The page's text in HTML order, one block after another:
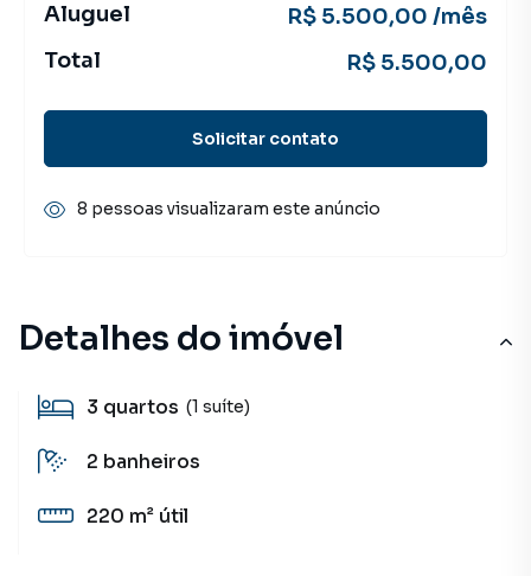
Detalhes do imóvel
3 quartos (1 suíte)
2 banheiros
220 m² útil
Aluguel
R$ 5.500,00 /mês
Total
R$ 5.500,00
Solicitar contato
8 pessoas visualizaram este anúncio